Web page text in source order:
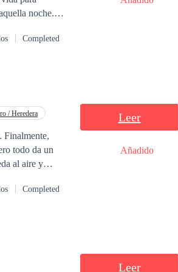
noche.
Jones es
traumas por
Completed
/ Heredera
Finalmente,
todo da un
al aire y
destino los
Completed
Leer
Añadido
Leer